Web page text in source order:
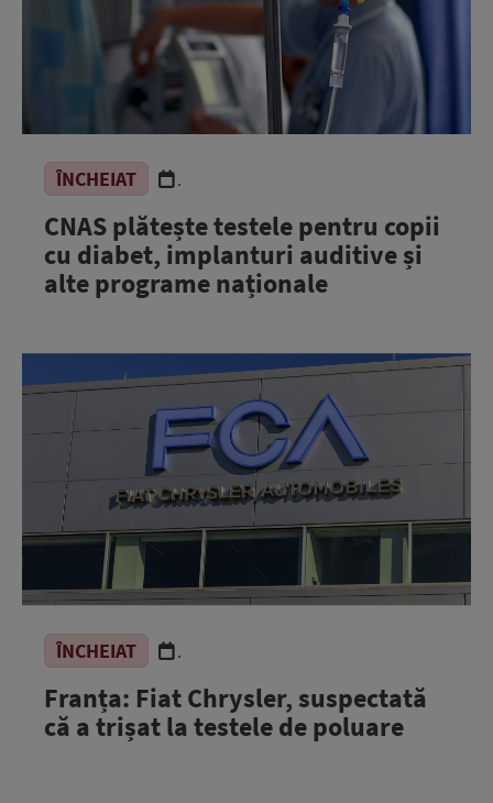
ÎNCHEIAT .
CNAS plătește testele pentru copii
cu diabet, implanturi auditive și
alte programe naționale
ÎNCHEIAT .
Franța: Fiat Chrysler, suspectată
că a trișat la testele de poluare